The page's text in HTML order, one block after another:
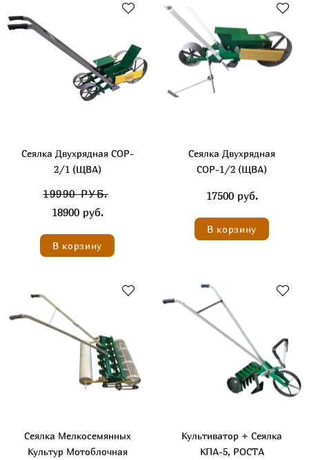
Сеялка Двухрядная СОР-
2/1 (ЩВА)
19990 РУБ.
18900 руб.
В корзину
Сеялка Двухрядная
СОР-1/2 (ЩВА)
17500 руб.
В корзину
Сеялка Мелкосемянных
Культур Мотоблочная
Культиватор + Сеялка
КПА-5, РОСТА